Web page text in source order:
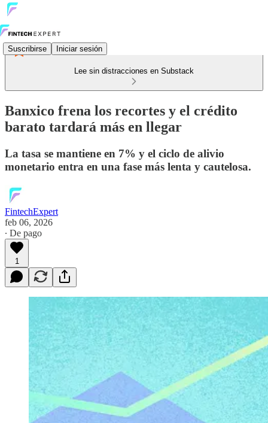
Suscribirse Iniciar sesión
Lee sin distracciones en Substack
Banxico frena los recortes y el crédito
barato tardará más en llegar
La tasa se mantiene en 7% y el ciclo de alivio
monetario entra en una fase más lenta y cautelosa.
FintechExpert
feb 06, 2026
∙ De pago
1